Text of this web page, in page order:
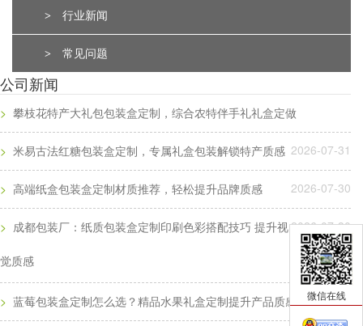
> 行业新闻
> 常见问题
公司新闻
> 攀枝花特产大礼包包装盒定制，综合农特伴手礼礼盒定做
2026-07-31
> 米易古法红糖包装盒定制，专属礼盒包装解锁特产质感
2026-07-30
> 高端纸盒包装盒定制材质推荐，轻松提升品牌质感
2026-07-30
> 成都包装厂：纸质包装盒定制印刷色彩搭配技巧 提升视
觉质感 2026-07-23
> 蓝莓包装盒定制怎么选？精品水果礼盒定制提升产品质感
微信在线